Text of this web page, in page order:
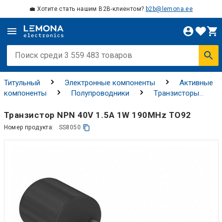
💼 Хотите стать нашим B2B-клиентом? b2b@lemona.ee
Титульный Электронные компоненты
Активные
компоненты
Полупроводники
Tранзисторы
Транзистор NPN 40V 1.5A 1W 190MHz TO92
Номер продукта: SS8050